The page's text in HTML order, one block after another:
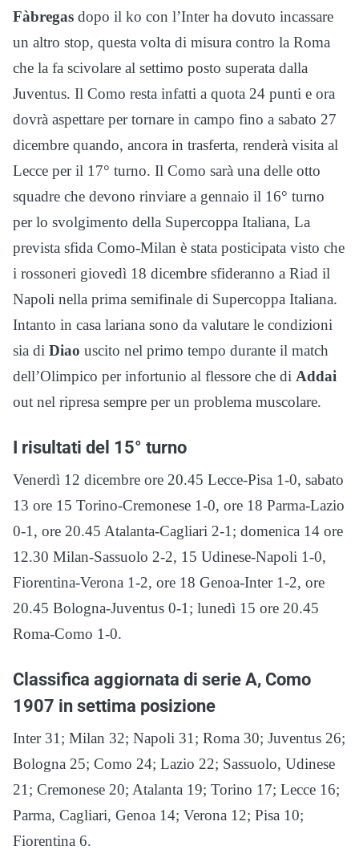
Fàbregas dopo il ko con l’Inter ha dovuto incassare
un altro stop, questa volta di misura contro la Roma
che la fa scivolare al settimo posto superata dalla
Juventus. Il Como resta infatti a quota 24 punti e ora
dovrà aspettare per tornare in campo fino a sabato 27
dicembre quando, ancora in trasferta, renderà visita al
Lecce per il 17° turno. Il Como sarà una delle otto
squadre che devono rinviare a gennaio il 16° turno
per lo svolgimento della Supercoppa Italiana, La
prevista sfida Como-Milan è stata posticipata visto che
i rossoneri giovedì 18 dicembre sfideranno a Riad il
Napoli nella prima semifinale di Supercoppa Italiana.
Intanto in casa lariana sono da valutare le condizioni
sia di Diao uscito nel primo tempo durante il match
dell’Olimpico per infortunio al flessore che di Addai
out nel ripresa sempre per un problema muscolare.
I risultati del 15° turno
Venerdì 12 dicembre ore 20.45 Lecce-Pisa 1-0, sabato
13 ore 15 Torino-Cremonese 1-0, ore 18 Parma-Lazio
0-1, ore 20.45 Atalanta-Cagliari 2-1; domenica 14 ore
12.30 Milan-Sassuolo 2-2, 15 Udinese-Napoli 1-0,
Fiorentina-Verona 1-2, ore 18 Genoa-Inter 1-2, ore
20.45 Bologna-Juventus 0-1; lunedì 15 ore 20.45
Roma-Como 1-0.
Classifica aggiornata di serie A, Como
1907 in settima posizione
Inter 31; Milan 32; Napoli 31; Roma 30; Juventus 26;
Bologna 25; Como 24; Lazio 22; Sassuolo, Udinese
21; Cremonese 20; Atalanta 19; Torino 17; Lecce 16;
Parma, Cagliari, Genoa 14; Verona 12; Pisa 10;
Fiorentina 6.